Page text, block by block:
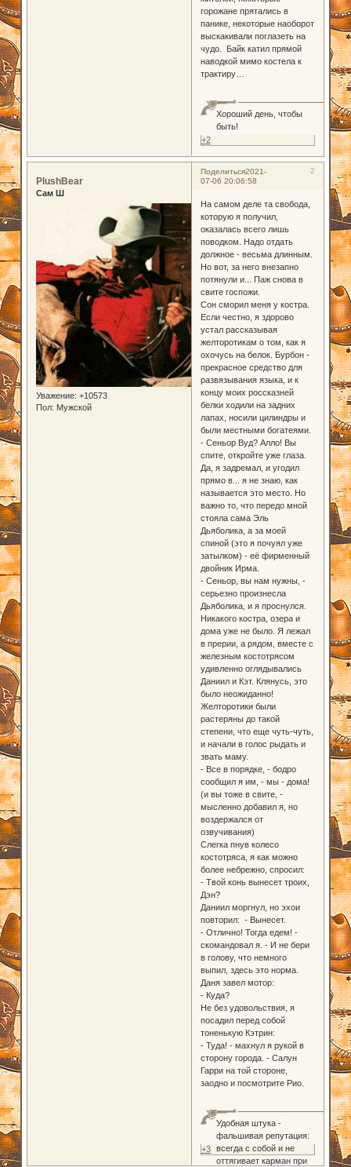
горожане прятались в
панике, некоторые наоборот
выскакивали поглазеть на
чудо. Байк катил прямой
наводкой мимо костела к
трактиру…
Хороший день, чтобы
быть!
+2
Поделиться 2
2021-
07-06 20:06:58
PlushBear
Сам Ш
Уважение: +10573
Пол: Мужской
На самом деле та свобода,
которую я получил,
оказалась всего лишь
поводком. Надо отдать
должное - весьма длинным.
Но вот, за него внезапно
потянули и... Паж снова в
свите госпожи.
Сон сморил меня у костра.
Если честно, я здорово
устал рассказывая
желторотикам о том, как я
охочусь на белок. Бурбон -
прекрасное средство для
развязывания языка, и к
концу моих россказней
белки ходили на задних
лапах, носили цилиндры и
были местными богатеями.
- Сеньор Вуд? Алло! Вы
спите, откройте уже глаза.
Да, я задремал, и угодил
прямо в... я не знаю, как
называется это место. Но
важно то, что передо мной
стояла сама Эль
Дьяболика, а за моей
спиной (это я почуял уже
затылком) - её фирменный
двойник Ирма.
- Сеньор, вы нам нужны, -
серьезно произнесла
Дьяболика, и я проснулся.
Никакого костра, озера и
дома уже не было. Я лежал
в прерии, а рядом, вместе с
железным костотрясом
удивленно оглядывались
Даниил и Кэт. Клянусь, это
было неожиданно!
Желторотики были
растеряны до такой
степени, что еще чуть-чуть,
и начали в голос рыдать и
звать маму.
- Все в порядке, - бодро
сообщил я им, - мы - дома!
(и вы тоже в свите, -
мысленно добавил я, но
воздержался от
озвучивания)
Слегка пнув колесо
костотряса, я как можно
более небрежно, спросил:
- Твой конь вынесет троих,
Дэн?
Даниил моргнул, но эхои
повторил: - Вынесет.
- Отлично! Тогда едем! -
скомандовал я. - И не бери
в голову, что немного
выпил, здесь это норма.
Даня завел мотор:
- Куда?
Не без удовольствия, я
посадил перед собой
тоненькую Кэтрин:
- Туда! - махнул я рукой в
сторону города. - Салун
Гарри на той стороне,
заодно и посмотрите Рио.
Удобная штука -
фальшивая репутация:
всегда с собой и не
оттягивает карман при
+3